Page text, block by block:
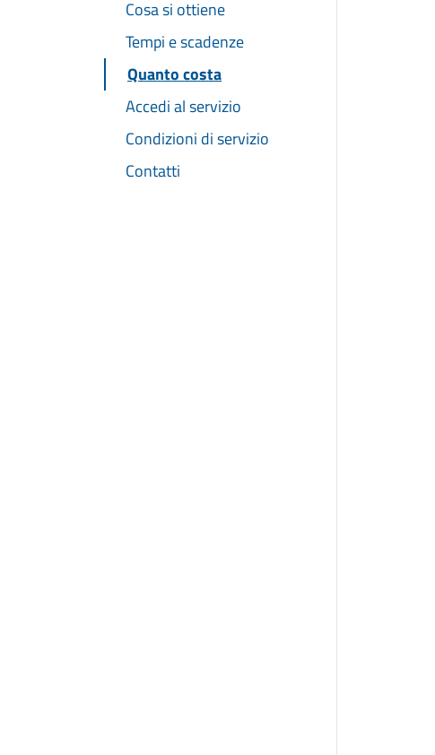
Cosa si ottiene
Tempi e scadenze
Quanto costa
Accedi al servizio
Condizioni di servizio
Contatti